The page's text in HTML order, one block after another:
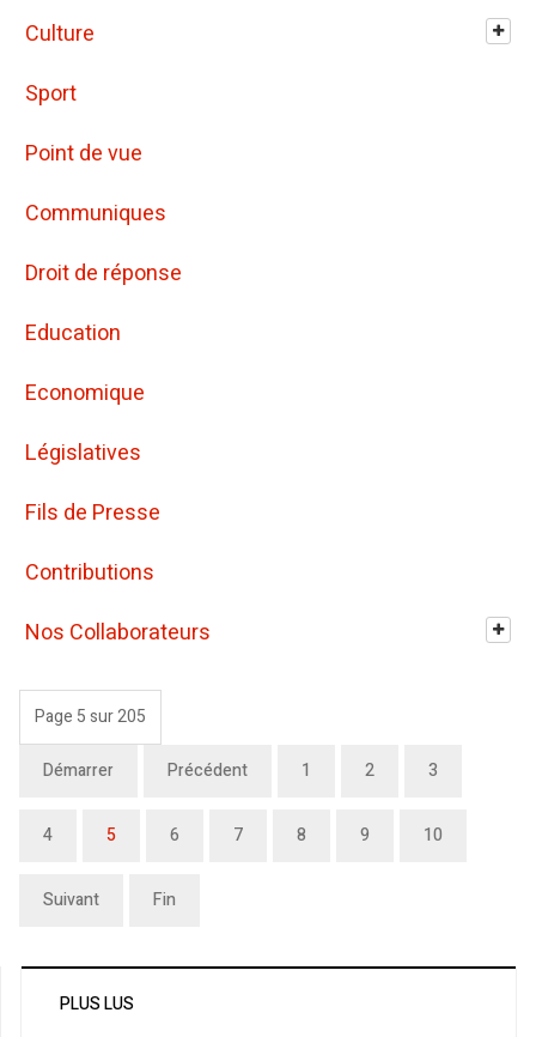
Culture
Sport
Point de vue
Communiques
Droit de réponse
Education
Economique
Législatives
Fils de Presse
Contributions
Nos Collaborateurs
Page 5 sur 205
Démarrer Précédent 1 2 3
4 5 6 7 8 9 10
Suivant Fin
PLUS LUS